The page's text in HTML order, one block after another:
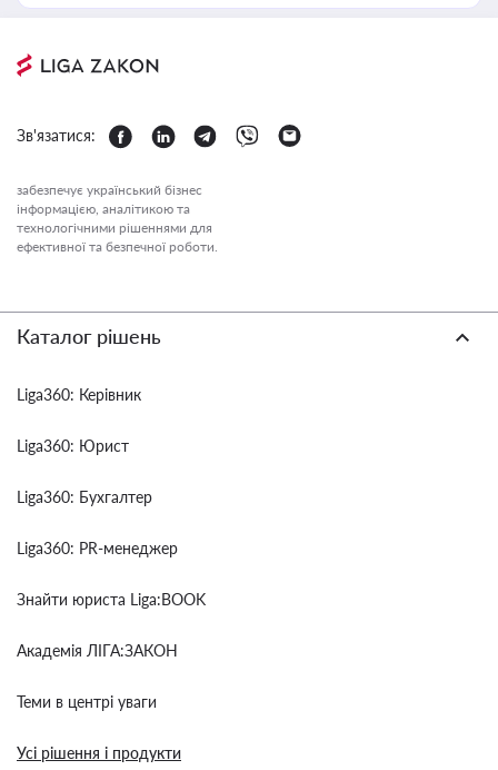
Зв'язатися:
забезпечує український бізнес
інформацією, аналітикою та
технологічними рішеннями для
ефективної та безпечної роботи.
Каталог рішень
Liga360: Керівник
Liga360: Юрист
Liga360: Бухгалтер
Liga360: PR-менеджер
Знайти юриста Liga:BOOK
Академія ЛІГА:ЗАКОН
Теми в центрі уваги
Усі рішення і продукти